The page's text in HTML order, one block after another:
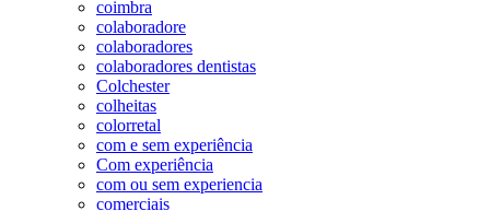
coimbra
colaboradore
colaboradores
colaboradores dentistas
Colchester
colheitas
colorretal
com e sem experiência
Com experiência
com ou sem experiencia
comerciais